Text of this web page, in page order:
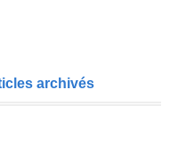
archivés